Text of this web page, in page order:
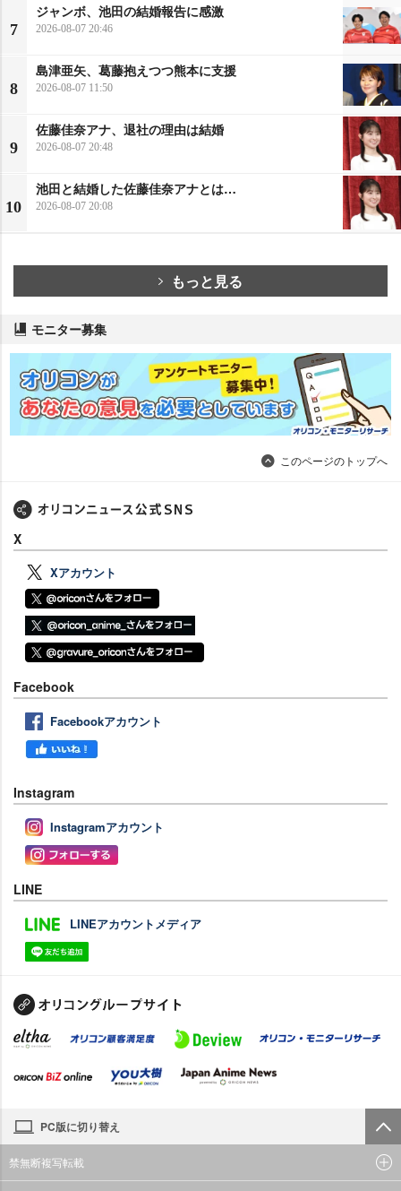
7
ジャンボ、池田の結婚報告に感激
2026-08-07 20:46
8
島津亜矢、葛藤抱えつつ熊本に支援
2026-08-07 11:50
9
佐藤佳奈アナ、退社の理由は結婚
2026-08-07 20:48
10
池田と結婚した佐藤佳奈アナとは…
2026-08-07 20:08
もっと見る
モニター募集
このページのトップへ
X
Xアカウント
Facebook
Facebookアカウント
Instagram
Instagramアカウント
LINE
LINEアカウントメディア
PC版に切り替え
禁無断複写転載